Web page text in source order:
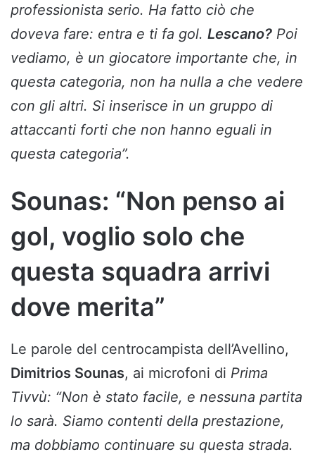
professionista serio. Ha fatto ciò che
doveva fare: entra e ti fa gol. Lescano? Poi
vediamo, è un giocatore importante che, in
questa categoria, non ha nulla a che vedere
con gli altri. Si inserisce in un gruppo di
attaccanti forti che non hanno eguali in
questa categoria”.
Sounas: “Non penso ai
gol, voglio solo che
questa squadra arrivi
dove merita”
Le parole del centrocampista dell’Avellino,
Dimitrios Sounas, ai microfoni di Prima
Tivvù: “Non è stato facile, e nessuna partita
lo sarà. Siamo contenti della prestazione,
ma dobbiamo continuare su questa strada.